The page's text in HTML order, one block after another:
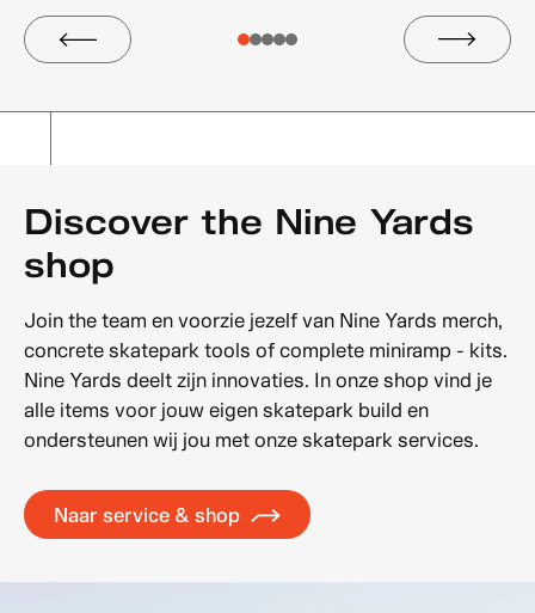
Discover the Nine Yards
shop
Join the team en voorzie jezelf van Nine Yards merch,
concrete skatepark tools of complete miniramp - kits.
Nine Yards deelt zijn innovaties. In onze shop vind je
alle items voor jouw eigen skatepark build en
ondersteunen wij jou met onze skatepark services.
Naar service & shop